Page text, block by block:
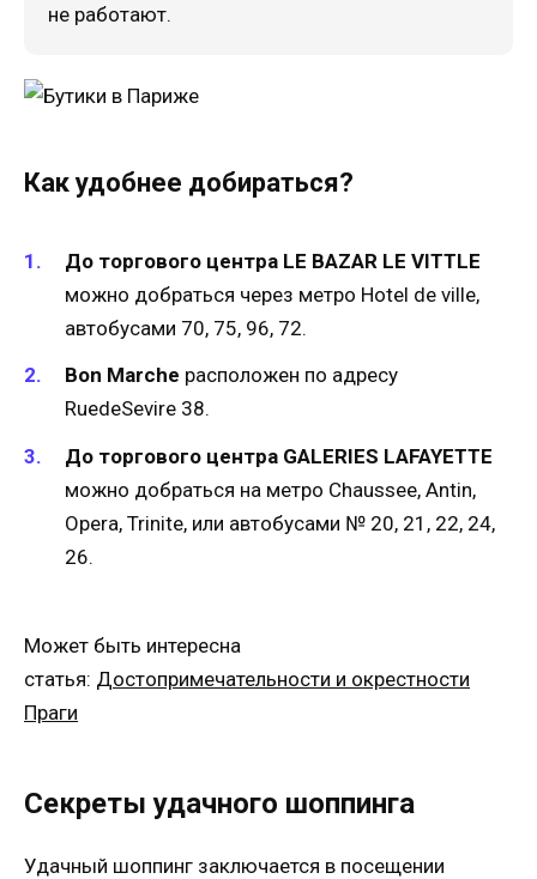
не работают.
Как удобнее добираться?
До торгового центра LE BAZAR LE VITTLE
можно добраться через метро Hotel de ville,
автобусами 70, 75, 96, 72.
Bon Marche расположен по адресу
RuedeSevire 38.
До торгового центра GALERIES LAFAYETTE
можно добраться на метро Chaussee, Antin,
Opera, Trinite, или автобусами № 20, 21, 22, 24,
26.
Может быть интересна
статья: Достопримечательности и окрестности
Праги
Секреты удачного шоппинга
Удачный шоппинг заключается в посещении